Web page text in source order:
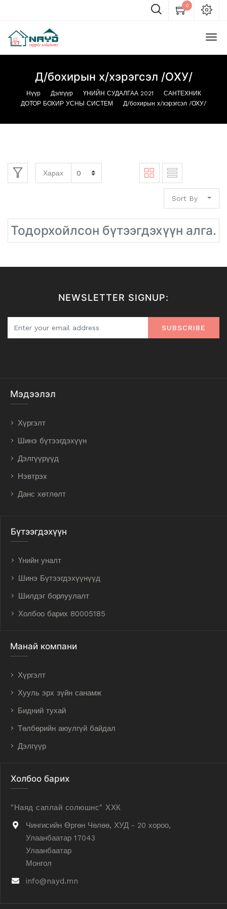
0
Д/бохирын х/хэрэгсэл /ОХУ/
Нүүр Дэлгүүр ҮНИЙН СУДАЛГАА 2021
САНТЕХНИК
ДОТОР БОХИР УСНЫ СИСТЕМ
Д/бохирын х/хэрэгсэл /ОХУ/
Харах
Sort By
Тодорхойлсон бүтээгдэхүүн алга.
NEWSLETTER SIGNUP:
SUBSCRIBE
Мэдээлэл
Хүргэлт
Шинэ бүтээгдэхүүн
Дэлгүүрүүд
Нэвтрэх
Данс хөтлөлт
Бүтээгдэхүүн
Үнийн уналт
Шинэ Бүтээгдэхүүнүүд
Шилдэг борлуулалт
Холбоо барих 80005185
Манай компани
Хүргэлт
Хууль эрх зүйн санамж
Бидний тухай
Төлбөрийн аюулгүй байдал
Дэлгүүр
Холбоо барих
"Наяд саплай солюшнс" ХХК
Чингисийн Өргөн Чөлөө, ХУД - 20 хороо,
Улаанбаатар 17043
Улаанбаатар
Монгол
info@nayd.mn